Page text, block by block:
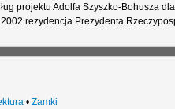
projektu Adolfa Szyszko-Bohusza
rezydencja Prezydenta
• Zamki